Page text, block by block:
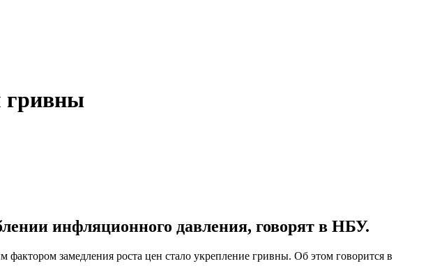
гривны
инфляционного давления, говорят в НБУ.
замедления роста цен стало укрепление гривны. Об этом говорится в